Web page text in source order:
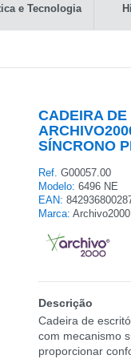
e Tecnologia
CADEIRA
SÍNCRONO
Ref. G00057.00
Modelo: 6496 NE
EAN:
Marca: Archivo2000
Descrição
Cadeira de
com mecanismo
proporcionar